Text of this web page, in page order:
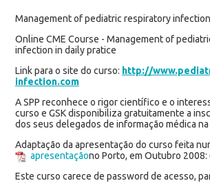
Management of pediatric respiratory
Online CME Course - Management of
infection in daily pratice
Link para o site do curso: http://
infection.com
A SPP reconhece o rigor científico e o
curso e GSK disponibiliza gratuitamente a
dos seus delegados de informação médica na
Adaptação da apresentação do curso feita
no Porto, em Outubro 2008:
apresentação
Este curso carece de password de acesso,